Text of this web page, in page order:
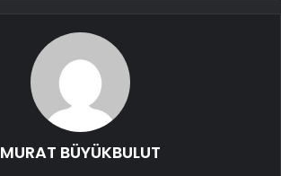
MURAT BÜYÜKBULUT